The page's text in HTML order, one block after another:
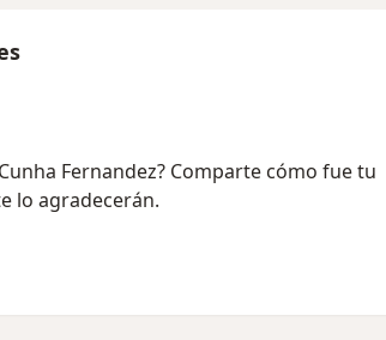
Fernandez? Comparte cómo fue tu
lo agradecerán.